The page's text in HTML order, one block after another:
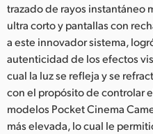
South Africa
España
Sweden
Chinese Taipei
Turkey
trazado de rayos instantáneo
ultra corto y pantallas con
a este innovador sistema,
autenticidad de los efectos
cual la luz se refleja y se
con el propósito de controlar
modelos Pocket Cinema
más elevada, lo cual le